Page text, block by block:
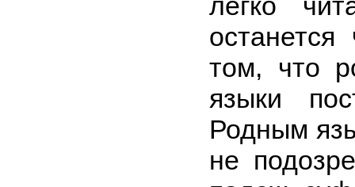
том, что
языки
Родным
не